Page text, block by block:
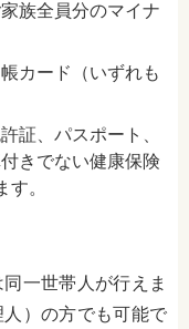
族全員分のマイナ
カード（いずれも
証、パスポート、
きでない健康保険
。
一世帯人が行えま
）の方でも可能で